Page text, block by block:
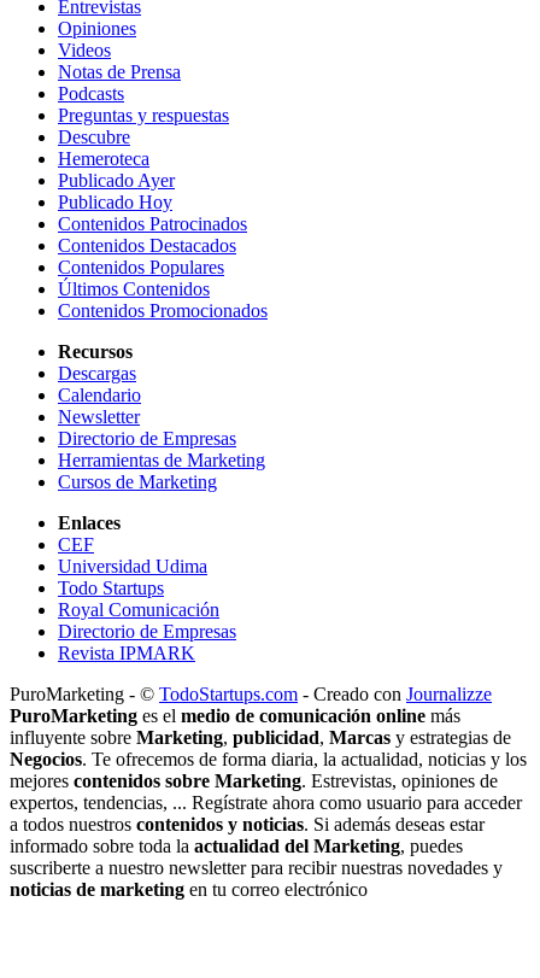
Entrevistas
Opiniones
Videos
Notas de Prensa
Podcasts
Preguntas y respuestas
Descubre
Hemeroteca
Publicado Ayer
Publicado Hoy
Contenidos Patrocinados
Contenidos Destacados
Contenidos Populares
Últimos Contenidos
Contenidos Promocionados
Recursos
Descargas
Calendario
Newsletter
Directorio de Empresas
Herramientas de Marketing
Cursos de Marketing
Enlaces
CEF
Universidad Udima
Todo Startups
Royal Comunicación
Directorio de Empresas
Revista IPMARK
PuroMarketing - © TodoStartups.com - Creado con Journalizze
PuroMarketing es el medio de comunicación online más
influyente sobre Marketing, publicidad, Marcas y estrategias de
Negocios. Te ofrecemos de forma diaria, la actualidad, noticias y los
mejores contenidos sobre Marketing. Estrevistas, opiniones de
expertos, tendencias, ... Regístrate ahora como usuario para acceder
a todos nuestros contenidos y noticias. Si además deseas estar
informado sobre toda la actualidad del Marketing, puedes
suscriberte a nuestro newsletter para recibir nuestras novedades y
noticias de marketing en tu correo electrónico